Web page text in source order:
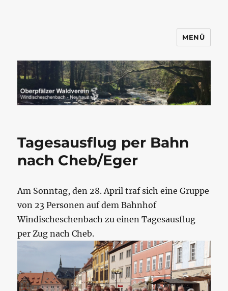
Windischeschenbach-Neuhaus
MENÜ
Tagesausflug per Bahn
nach Cheb/Eger
Am Sonntag, den 28. April traf sich eine Gruppe
von 23 Personen auf dem Bahnhof
Windischeschenbach zu einen Tagesausflug
per Zug nach Cheb.